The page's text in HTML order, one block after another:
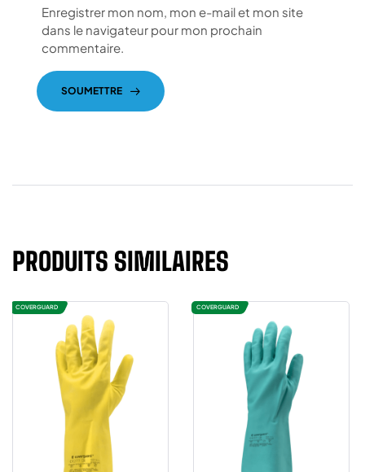
Enregistrer mon nom, mon e-mail et mon site
dans le navigateur pour mon prochain
commentaire.
SOUMETTRE
PRODUITS SIMILAIRES
COVERGUARD COVERGUARD